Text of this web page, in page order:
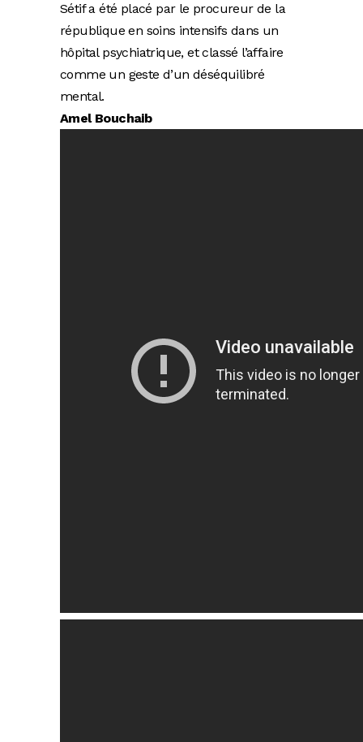
Sétif a été placé par le procureur de la
république en soins intensifs dans un
hôpital psychiatrique, et classé l’affaire
comme un geste d’un déséquilibré
mental.
Amel Bouchaib